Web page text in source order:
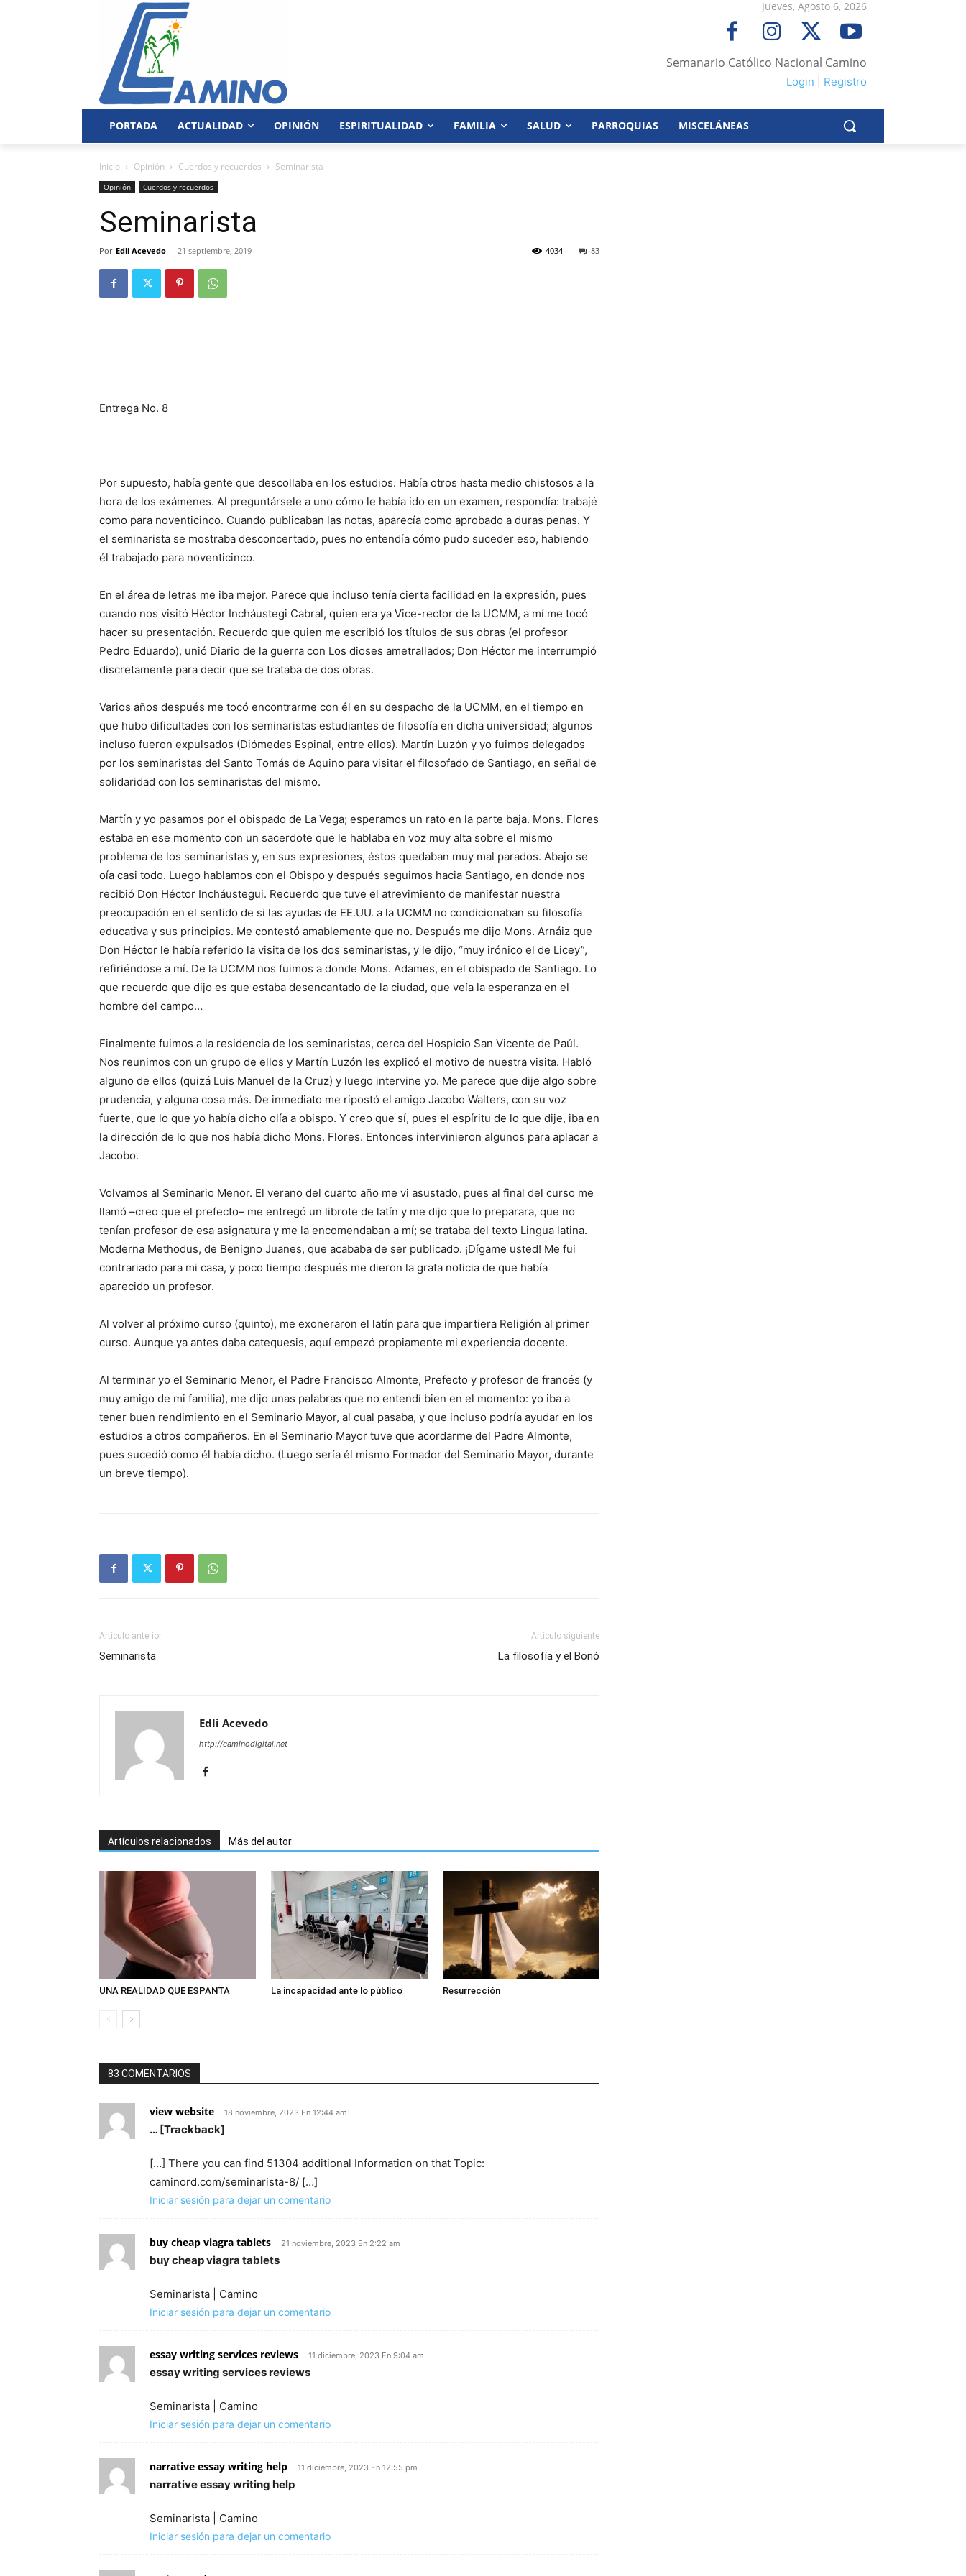
Jueves, Agosto 6, 2026
Semanario Católico Nacional Camino
Login Registro
PORTADA ACTUALIDAD OPINIÓN ESPIRITUALIDAD FAMILIA SALUD PARROQUIAS MISCELÁNEAS
Inicio Opinión Cuerdos y recuerdos Seminarista
Opinión Cuerdos y recuerdos
Seminarista
Por Edli Acevedo - 21 septiembre, 2019 83
4034
Entrega No. 8
Por supuesto, había gen­te que descollaba en los estudios. Había otros hasta medio chistosos a la
hora de los exámenes. Al preguntár­sele a uno cómo le había ido en un examen, respondía: trabajé
como para noventi­cinco. Cuando publicaban las notas, aparecía como aprobado a duras penas. Y
el seminarista se mostraba des­concertado, pues no enten­día cómo pudo suceder eso, habiendo
él trabajado para noventicinco.
En el área de letras me iba mejor. Parece que incluso tenía cierta facilidad en la expresión, pues
cuando nos visitó Héctor Incháustegi Cabral, quien era ya Vice-rector de la UCMM, a mí me tocó
hacer su presenta­ción. Recuerdo que quien me escribió los títulos de sus obras (el profesor
Pedro Eduardo), unió Diario de la guerra con Los dioses ametrallados; Don Héctor me interrumpió
discretamente para decir que se trataba de dos obras.
Varios años des­pués me tocó encontrarme con él en su despacho de la UCMM, en el tiempo en
que hubo dificultades con los semina­ristas estudiantes de filoso­fía en dicha universidad; algunos
incluso fueron ex­pul­sados (Diómedes Espi­nal, entre ellos). Martín Lu­zón y yo fuimos delegados
por los seminaristas del San­to Tomás de Aquino para visitar el filosofado de San­tiago, en señal de
solidaridad con los seminaristas del mismo.
Martín y yo pasamos por el obispado de La Vega; esperamos un rato en la parte baja. Mons. Flores
estaba en ese momento con un sacerdote que le hablaba en voz muy alta sobre el mismo
problema de los seminaristas y, en sus expresiones, éstos quedaban muy mal parados. Abajo se
oía casi todo. Luego hablamos con el Obispo y después seguimos hacia Santiago, en donde nos
recibió Don Héc­tor Incháustegui. Recuerdo que tuve el atrevimiento de manifestar nuestra
preocupación en el sentido de si las ayudas de EE.UU. a la UCMM no condicionaban su filosofía
educativa y sus principios. Me contestó amablemente que no. Des­pués me dijo Mons. Arnáiz que
Don Héctor le había referido la visita de los dos seminaristas, y le dijo, “muy irónico el de Licey”,
refi­riéndose a mí. De la UCMM nos fuimos a donde Mons. Adames, en el obispado de Santiago. Lo
que recuerdo que dijo es que estaba de­sencantado de la ciudad, que veía la esperanza en el
hombre del campo…
Finalmente fuimos a la residencia de los seminaristas, cerca del Hospicio San Vicente de Paúl.
Nos reunimos con un grupo de ellos y Martín Luzón les explicó el motivo de nuestra visita. Habló
alguno de ellos (quizá Luis Manuel de la Cruz) y luego intervine yo. Me pare­ce que dije algo sobre
prudencia, y alguna cosa más. De inmediato me ripostó el amigo Jacobo Walters, con su voz
fuerte, que lo que yo había dicho olía a obispo. Y creo que sí, pues el espíritu de lo que dije, iba en
la di­rección de lo que nos había dicho Mons. Flores. Enton­ces intervinieron algunos para aplacar a
Jacobo.
Volvamos al Seminario Menor. El verano del cuarto año me vi asustado, pues al final del curso me
llamó –creo que el prefecto– me entregó un librote de latín y me dijo que lo preparara, que no
tenían profesor de esa asignatura y me la enco­mendaban a mí; se trataba del texto Lingua latina.
Mo­derna Methodus, de Benig­no Juanes, que acababa de ser publicado. ¡Dígame usted! Me fui
contrariado para mi casa, y poco tiempo después me dieron la grata noticia de que había
aparecido un profesor.
Al volver al próximo curso (quinto), me exonera­ron el latín para que impar­tiera Religión al primer
curso. Aunque ya antes daba catequesis, aquí empezó propiamente mi experiencia docente.
Al terminar yo el Semi­nario Menor, el Padre Fran­cisco Almonte, Prefecto y profesor de francés (y
muy amigo de mi familia), me dijo unas palabras que no entendí bien en el momento: yo iba a
tener buen rendi­miento en el Seminario Ma­yor, al cual pasaba, y que incluso podría ayudar en los
estudios a otros compañe­ros. En el Seminario Mayor tuve que acordarme del Pa­dre Almonte,
pues sucedió como él había dicho. (Luego sería él mismo Formador del Seminario Mayor, durante
un breve tiempo).
Artículo anterior
Seminarista
Artículo siguiente
La filosofía y el Bonó
Edli Acevedo
http://caminodigital.net
Artículos relacionados Más del autor
UNA REALIDAD QUE ESPANTA La incapacidad ante lo público Resurrección
83 COMENTARIOS
view website 18 noviembre, 2023 En 12:44 am
… [Trackback]
[…] There you can find 51304 additional Information on that Topic:
caminord.com/seminarista-8/ […]
Iniciar sesión para dejar un comentario
buy cheap viagra tablets 21 noviembre, 2023 En 2:22 am
buy cheap viagra tablets
Seminarista | Camino
Iniciar sesión para dejar un comentario
essay writing services reviews 11 diciembre, 2023 En 9:04 am
essay writing services reviews
Seminarista | Camino
Iniciar sesión para dejar un comentario
narrative essay writing help 11 diciembre, 2023 En 12:55 pm
narrative essay writing help
Seminarista | Camino
Iniciar sesión para dejar un comentario